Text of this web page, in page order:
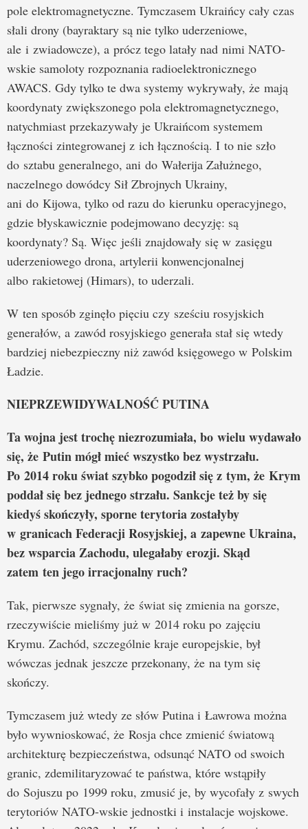
pole elektromagnetyczne. Tymczasem Ukraińcy cały czas
słali drony (bayraktary są nie tylko uderzeniowe,
ale i zwiadowcze), a prócz tego latały nad nimi NATO-
wskie samoloty rozpoznania radioelektronicznego
AWACS. Gdy tylko te dwa systemy wykrywały, że mają
koordynaty zwiększonego pola elektromagnetycznego,
natychmiast przekazywały je Ukraińcom systemem
łączności zintegrowanej z ich łącznością. I to nie szło
do sztabu generalnego, ani do Wałerija Załużnego,
naczelnego dowódcy Sił Zbrojnych Ukrainy,
ani do Kijowa, tylko od razu do kierunku operacyjnego,
gdzie błyskawicznie podejmowano decyzję: są
koordynaty? Są. Więc jeśli znajdowały się w zasięgu
uderzeniowego drona, artylerii konwencjonalnej
albo rakietowej (Himars), to uderzali.
W ten sposób zginęło pięciu czy sześciu rosyjskich
generałów, a zawód rosyjskiego generała stał się wtedy
bardziej niebezpieczny niż zawód księgowego w Polskim
Ładzie.
NIEPRZEWIDYWALNOŚĆ PUTINA
Ta wojna jest trochę niezrozumiała, bo wielu wydawało
się, że Putin mógł mieć wszystko bez wystrzału.
Po 2014 roku świat szybko pogodził się z tym, że Krym
poddał się bez jednego strzału. Sankcje też by się
kiedyś skończyły, sporne terytoria zostałyby
w granicach Federacji Rosyjskiej, a zapewne Ukraina,
bez wsparcia Zachodu, ulegałaby erozji. Skąd
zatem ten jego irracjonalny ruch?
Tak, pierwsze sygnały, że świat się zmienia na gorsze,
rzeczywiście mieliśmy już w 2014 roku po zajęciu
Krymu. Zachód, szczególnie kraje europejskie, był
wówczas jednak jeszcze przekonany, że na tym się
skończy.
Tymczasem już wtedy ze słów Putina i Ławrowa można
było wywnioskować, że Rosja chce zmienić światową
architekturę bezpieczeństwa, odsunąć NATO od swoich
granic, zdemilitaryzować te państwa, które wstąpiły
do Sojuszu po 1999 roku, zmusić je, by wycofały z swych
terytoriów NATO-wskie jednostki i instalacje wojskowe.